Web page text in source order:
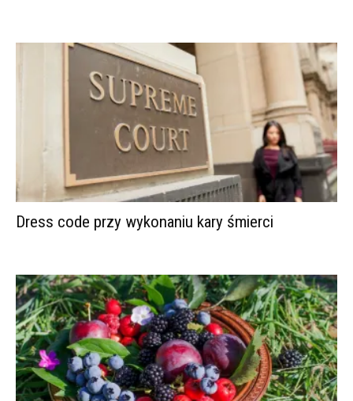
Dress code przy wykonaniu kary śmierci